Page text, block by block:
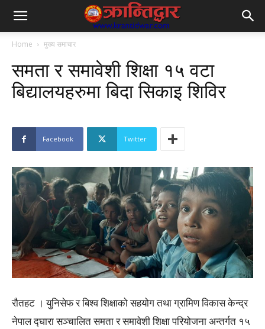
Home मुख्य समाचार
समता र समावेशी शिक्षा १५ वटा
बिद्यालयहरुमा बिदा सिकाइ शिविर
Facebook Twitter
रौतहट । युनिसेफ र बिश्व शिक्षाको सहयोग तथा ग्रामिण विकास केन्द्र
नेपाल द्घारा सञ्चालित समता र समावेशी शिक्षा परियोजना अन्तर्गत १५